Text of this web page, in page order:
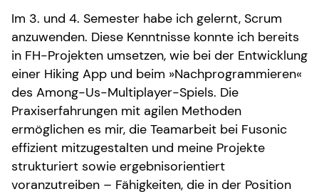
Im 3. und 4. Semester habe ich gelernt, Scrum
anzuwenden. Diese Kenntnisse konnte ich bereits
in FH-Projekten umsetzen, wie bei der Entwicklung
einer Hiking App und beim »Nachprogrammieren«
des Among-Us-Multiplayer-Spiels. Die
Praxiserfahrungen mit agilen Methoden
ermöglichen es mir, die Teamarbeit bei Fusonic
effizient mitzugestalten und meine Projekte
strukturiert sowie ergebnisorientiert
voranzutreiben – Fähigkeiten, die in der Position